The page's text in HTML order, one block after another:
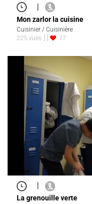
|
Mon zarlor la cuisine
Cuisinier / Cuisinière
225 vues
77
|
La grenouille verte